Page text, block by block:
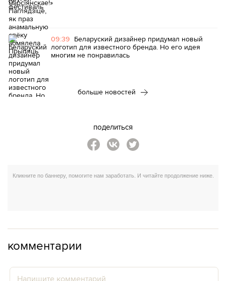
09:39 Беларуский дизайнер придумал новый
логотип для известного бренда. Но его идея
многим не понравилась
больше новостей
поделиться
комментарии